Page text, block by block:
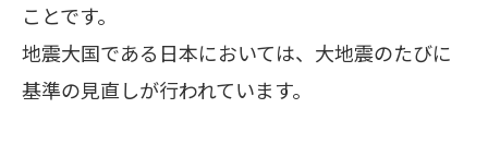
ことです。
地震大国である日本においては、大地震のたびに
基準の見直しが行われています。